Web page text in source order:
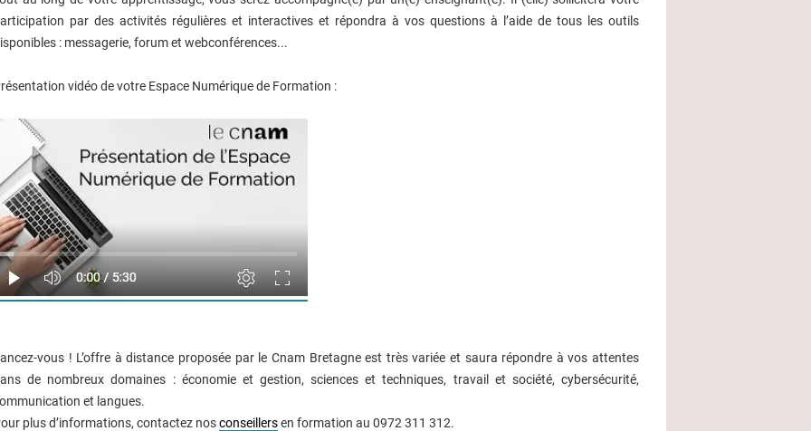
par des activités régulières et interactives et répondra à vos questions à l’aide de tous les outils
: messagerie, forum et webconférences...
vidéo de votre Espace Numérique de Formation :
vous ! L’offre à distance proposée par le Cnam Bretagne est très variée et saura répondre à vos attentes
de nombreux domaines : économie et gestion, sciences et techniques, travail et société, cybersécurité,
et langues.
plus d’informations, contactez nosconseillersen formation au 0972 311 312.